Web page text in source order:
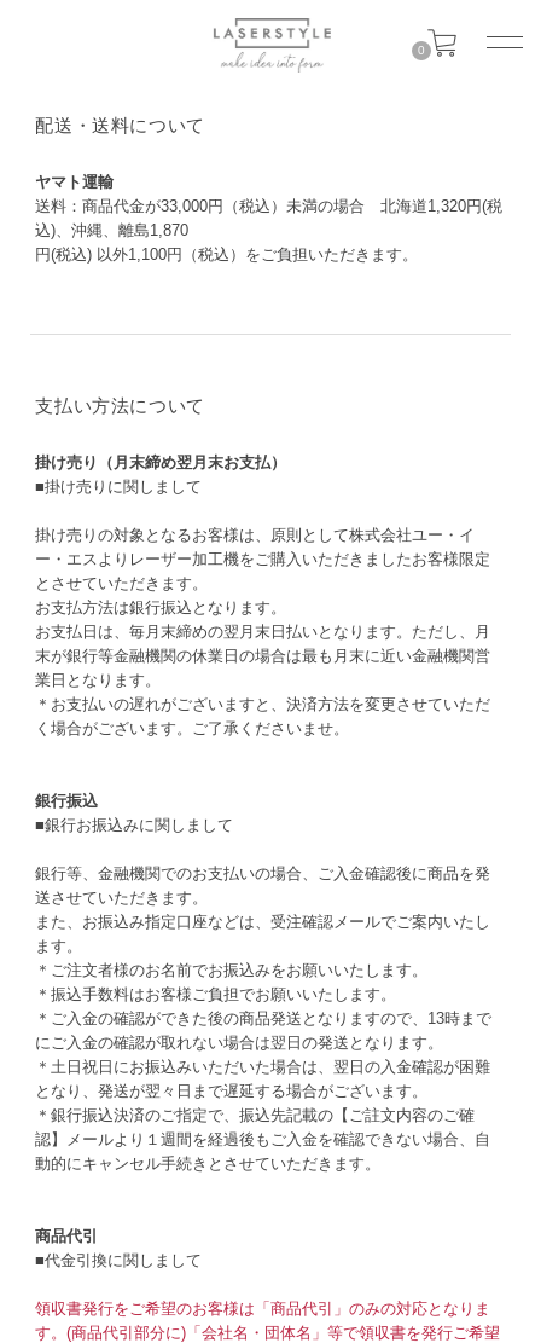
0
配送・送料について
ヤマト運輸
送料：商品代金が33,000円（税込）未満の場合 北海道1,320円(税
込)、沖縄、離島1,870
円(税込) 以外1,100円（税込）をご負担いただきます。
支払い方法について
掛け売り（月末締め翌月末お支払）
■掛け売りに関しまして
掛け売りの対象となるお客様は、原則として株式会社ユー・イ
ー・エスよりレーザー加工機をご購入いただきましたお客様限定
とさせていただきます。
お支払方法は銀行振込となります。
お支払日は、毎月末締めの翌月末日払いとなります。ただし、月
末が銀行等金融機関の休業日の場合は最も月末に近い金融機関営
業日となります。
＊お支払いの遅れがございますと、決済方法を変更させていただ
く場合がございます。ご了承くださいませ。
銀行振込
■銀行お振込みに関しまして
銀行等、金融機関でのお支払いの場合、ご入金確認後に商品を発
送させていただきます。
また、お振込み指定口座などは、受注確認メールでご案内いたし
ます。
＊ご注文者様のお名前でお振込みをお願いいたします。
＊振込手数料はお客様ご負担でお願いいたします。
＊ご入金の確認ができた後の商品発送となりますので、13時まで
にご入金の確認が取れない場合は翌日の発送となります。
＊土日祝日にお振込みいただいた場合は、翌日の入金確認が困難
となり、発送が翌々日まで遅延する場合がございます。
＊銀行振込決済のご指定で、振込先記載の【ご註文内容のご確
認】メールより１週間を経過後もご入金を確認できない場合、自
動的にキャンセル手続きとさせていただきます。
商品代引
■代金引換に関しまして
領収書発行をご希望のお客様は「商品代引」のみの対応となりま
す。(商品代引部分に)「会社名・団体名」等で領収書を発行ご希望